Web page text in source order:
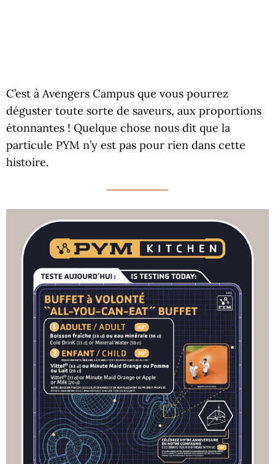
C’est à Avengers Campus que vous pourrez
déguster toute sorte de saveurs, aux proportions
étonnantes ! Quelque chose nous dit que la
particule PYM n’y est pas pour rien dans cette
histoire.